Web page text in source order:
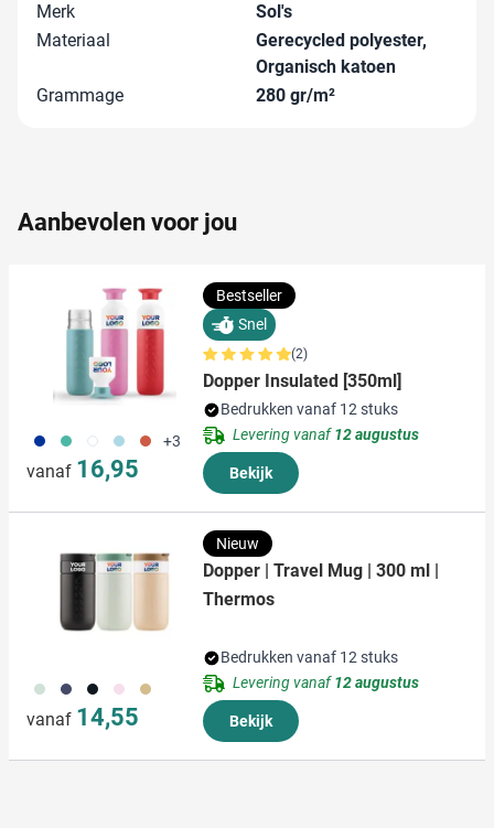
en om ons websiteverkeer te analyseren. Ook delen we
informatie over uw gebruik van onze site met onze
partners voor social media, adverteren en analyse. Deze
partners kunnen deze gegevens combineren met andere
Merk
Sol's
Materiaal
Gerecycled polyester,
Organisch katoen
Grammage
280 gr/m²
Aanbevolen voor jou
773 886 721 887 888 +3
vanaf 16,95
Bestseller
Snel
(2)
Dopper Insulated [350ml]
Bedrukken vanaf 12 stuks
Levering vanaf12 augustus
Bekijk
374 773 720 988 900
vanaf 14,55
Nieuw
Dopper | Travel Mug | 300 ml |
Thermos
Bedrukken vanaf 12 stuks
Levering vanaf12 augustus
Bekijk